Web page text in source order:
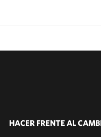
HACER FRENTE AL